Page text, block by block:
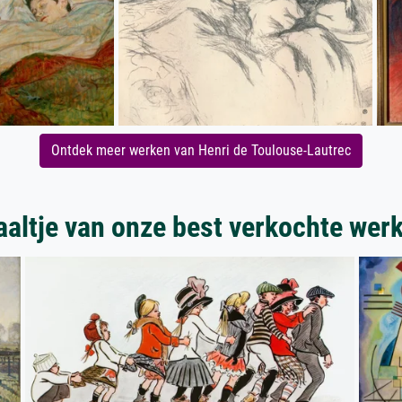
Ontdek meer werken van Henri de Toulouse-Lautrec
van onze best verkochte